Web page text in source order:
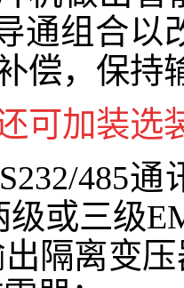
通组合以
偿，保持
可加装选
装
级或三级
装